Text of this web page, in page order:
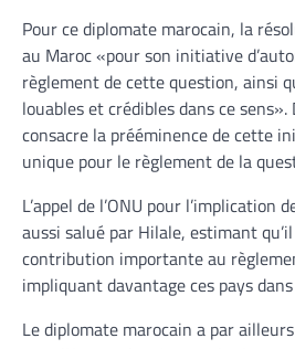
Pour ce diplomate marocain, la
au Maroc «pour son initiative
règlement de cette question, ainsi
louables et crédibles dans ce sens».
consacre la prééminence de cette
unique pour le règlement de la
L’appel de l’ONU pour l’implication
aussi salué par Hilale, estimant
contribution importante au
impliquant davantage ces pays
Le diplomate marocain a par